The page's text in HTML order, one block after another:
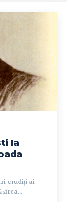
la
erudiți ai